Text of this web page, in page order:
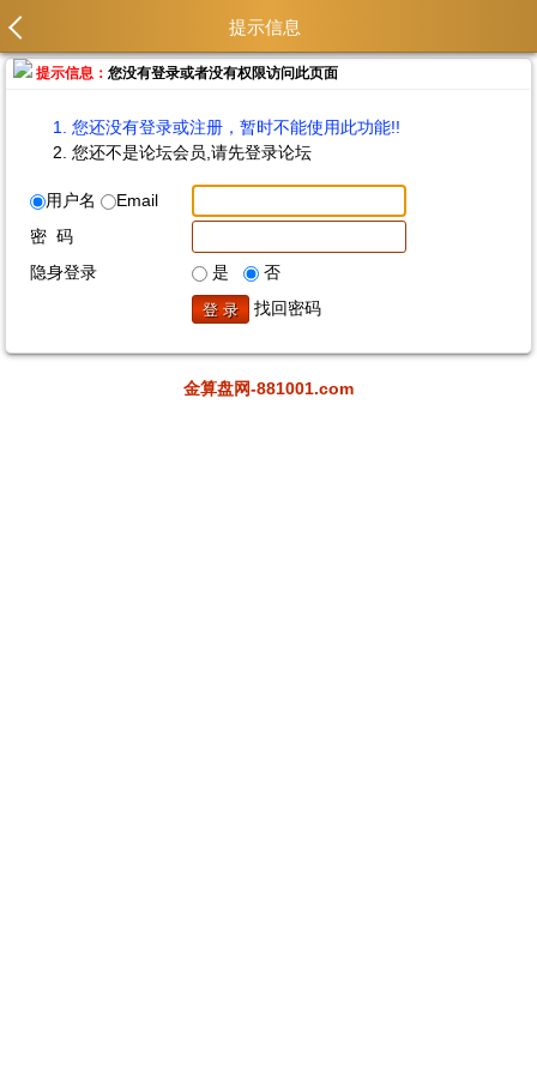
提示信息
提示信息：您没有登录或者没有权限访问此页面
您还没有登录或注册，暂时不能使用此功能!!
您还不是论坛会员,请先登录论坛
用户名
Email
密 码
隐身登录
是
否
找回密码
金算盘网-881001.com